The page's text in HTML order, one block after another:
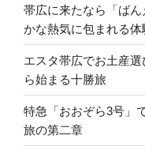
帯広に来たなら「ば
かな熱気に包まれる体
エスタ帯広でお土産
ら始まる十勝旅
特急「おおぞら3号」
旅の第二章